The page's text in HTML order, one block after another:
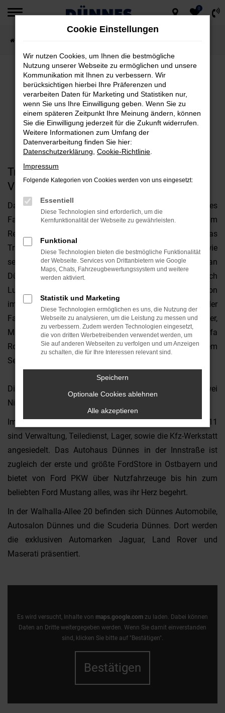
Zum
springen
0
GESCHICHTE & TRADITION
DAS AUTOHAUS DÜNNES IN
REGENSBURG
Tradition & Familie - eine gute
Vertrauensbasis.
Das Autohaus Dünnes ist ein gewachsenes
Familienunternehmen, das seine Position in und um
Regensburg gut ausbauen konnte. Das
Traditionsunternehmen wird von Heinz Dünnes, sowie
seinen beiden Söhnen Dr. Alexander Dünnes und Christian
Dünnes in der zweiten und dritten Generation geleitet. Auch
Lucas Dünnes hilft bereits tatkräftig in vierter Generation
im Unternehmen mit. Wir freuen uns, auch Sie von der
Faszination Ford, Jaguar, Land Rover/Range Rover,
Maserati, Citroen, Lancia, Fiat/Fiat Professional, Alfa
Romeo, Jeep, Abarth und DS Automobiles sowie unserem
Service begeistern zu können.
Die einzelnen Geschäftsbereiche werden aktuell von zwei
Niederlassungen aus betreut:
Im Autohaus Dünnes & Sohn GmbH in der Innstraße 11
sind Verwaltung, Teiledienst, Lager, sowie die Kfz-Werkstatt
angesiedelt. Das Autohaus Dünnes in der Innstraße ist
zugleich der erste und größte FordStore in Ostbayern und
bietet von Ford PKW über Nutzfahrzeuge bis hin zum
beliebten Ford Mustang alles, was ihr Herz begehrt.
In der Walhalla-Allee 20 befinden sich Dünnes Automobile,
Autosalon Dünnes und die Scuderia Dünnes. Dort werden
die exklusiven Automarken Jaguar, Land Rover und
Maserati präsentiert.
Es wird versucht, Inhalte von maps.google.com zu laden. Dabei können
Daten an Dritte weitergegeben werden. Wenn Sie damit einverstanden
sind, klicken Sie bitte auf "Bestätigen".
Bestätigen
Cookie Einstellungen
Wir nutzen Cookies, um Ihnen die bestmögliche
Nutzung unserer Webseite zu ermöglichen und unsere
Kommunikation mit Ihnen zu verbessern. Wir
berücksichtigen hierbei Ihre Präferenzen und
verarbeiten Daten für Marketing und Statistiken nur,
wenn Sie uns Ihre Einwilligung geben. Wenn Sie zu
einem späteren Zeitpunkt Ihre Meinung ändern, können
Sie die Einwilligung jederzeit für die Zukunft widerrufen.
Weitere Informationen zum Umfang der
Datenverarbeitung finden Sie hier:
Datenschutzerklärung Cookie-Richtlinie
Impressum
Folgende Kategorien von Cookies werden von uns eingesetzt:
Essentiell
Diese Technologien sind erforderlich, um die
Kernfunktionalität der Webseite zu gewährleisten.
Funktional
Diese Technologien bieten die bestmögliche Funktionalität
der Webseite. Services von Drittanbietern wie Google
Maps, Chats, Fahrzeugbewertungssystem und weitere
werden aktiviert.
Statistik und Marketing
Diese Technologien ermöglichen es uns, die Nutzung der
Webseite zu analysieren, um die Leistung zu messen und
zu verbessern. Zudem werden Technologien eingesetzt,
die von dritten Werbetreibenden verwendet werden, um
Sie auf anderen Webseiten zu verfolgen und um Anzeigen
zu schalten, die für Ihre Interessen relevant sind.
Speichern
Optionale Cookies ablehnen
Alle akzeptieren